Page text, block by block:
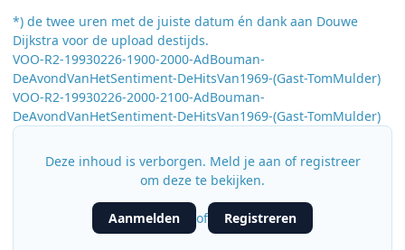
*) de twee uren met de juiste datum én dank aan Douwe
Dijkstra voor de upload destijds.
VOO-R2-19930226-1900-2000-AdBouman-
DeAvondVanHetSentiment-DeHitsVan1969-(Gast-TomMulder)
VOO-R2-19930226-2000-2100-AdBouman-
DeAvondVanHetSentiment-DeHitsVan1969-(Gast-TomMulder)
Deze inhoud is verborgen. Meld je aan of registreer
om deze te bekijken.
Aanmelden of Registreren